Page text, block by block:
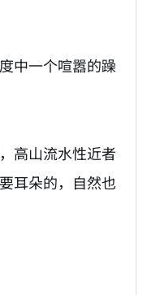
中一个喧嚣的躁
高山流水性近者
耳朵的，自然也